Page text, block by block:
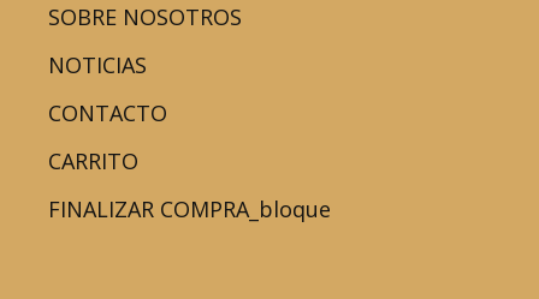
SOBRE NOSOTROS
NOTICIAS
CONTACTO
CARRITO
FINALIZAR COMPRA_bloque